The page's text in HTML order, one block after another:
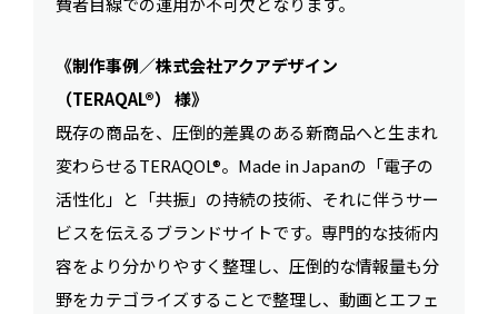
《制作事例／株式会社アクアデザイン
（TERAQAL®） 様》
既存の商品を、圧倒的差異のある新商品へと生まれ
変わらせるTERAQOL®。Made in Japanの「電子の
活性化」と「共振」の持続の技術、それに伴うサー
ビスを伝えるブランドサイトです。専門的な技術内
容をより分かりやすく整理し、圧倒的な情報量も分
野をカテゴライズすることで整理し、動画とエフェ